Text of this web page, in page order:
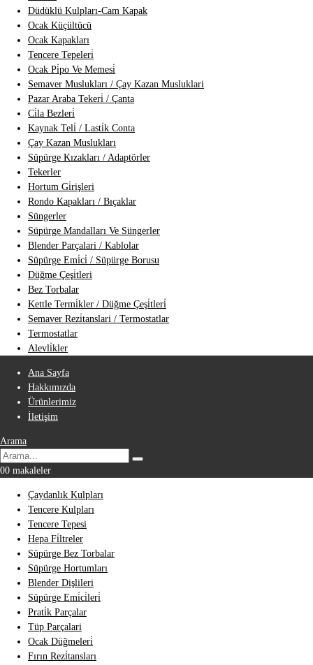
Düdüklü Kulpları-Cam Kapak
Ocak Küçültücü
Ocak Kapakları
Tencere Tepeleri̇
Ocak Pi̇po Ve Memesi̇
Semaver Muslukları / Çay Kazan Musluklari
Pazar Araba Tekeri̇ / Çanta
Ci̇la Bezleri̇
Kaynak Teli̇ / Lasti̇k Conta
Çay Kazan Muslukları
Süpürge Kızakları / Adaptörler
Tekerler
Hortum Gi̇rişleri
Rondo Kapakları / Bıçaklar
Süngerler
Süpürge Mandalları Ve Süngerler
Blender Parçalari / Kablolar
Süpürge Emi̇ci̇ / Süpürge Borusu
Düğme Çeşi̇tleri
Bez Torbalar
Kettle Termi̇kler / Düğme Çeşi̇tleri̇
Semaver Rezi̇tanslari / Termostatlar
Termostatlar
Alevli̇kler
Ana Sayfa
Hakkımızda
Ürünlerimiz
İletişim
Arama
00 makaleler
Çaydanlık Kulpları
Tencere Kulpları
Tencere Tepesi
Hepa Fi̇ltreler
Süpürge Bez Torbalar
Süpürge Hortumları
Blender Dişlileri
Süpürge Emi̇ci̇leri̇
Prati̇k Parçalar
Tüp Parçalari
Ocak Düğmeleri̇
Fırın Rezi̇tansları